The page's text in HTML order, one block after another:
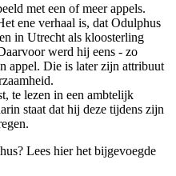
met een of meer appels.
ene verhaal is, dat Odulphus
in Utrecht als kloosterling
werd hij eens - zo
appel. Die is later zijn attribuut
te lezen in een ambtelijk
staat dat hij deze tijdens zijn
Lees hier het bijgevoegde